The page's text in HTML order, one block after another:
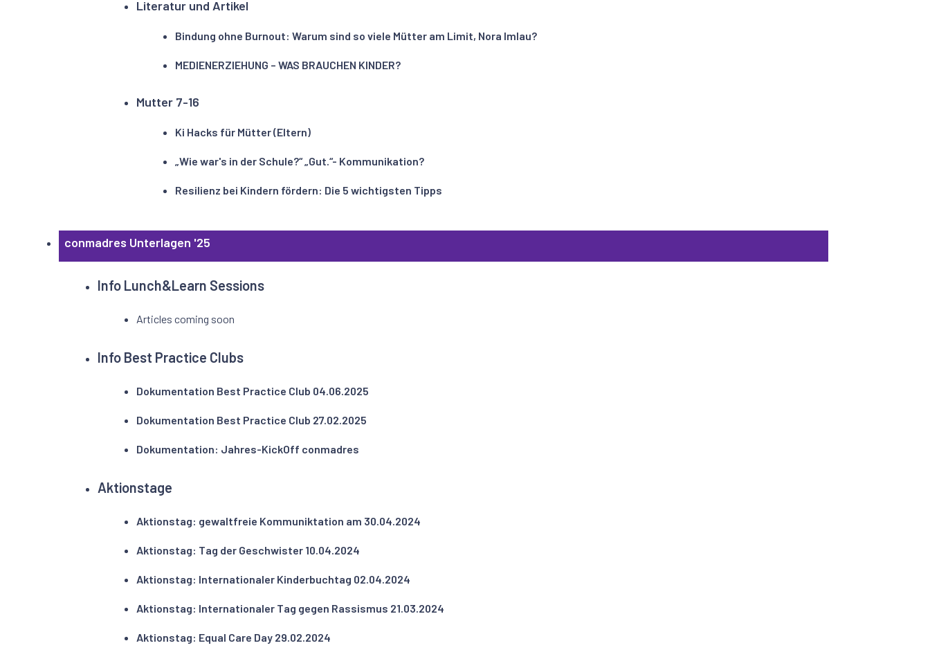
Literatur und Artikel
Bindung ohne Burnout: Warum sind so viele Mütter am Limit, Nora Imlau?
MEDIENERZIEHUNG – WAS BRAUCHEN KINDER?
Mutter 7-16
Ki Hacks für Mütter (Eltern)
„Wie war's in der Schule?“ „Gut.“- Kommunikation?
Resilienz bei Kindern fördern: Die 5 wichtigsten Tipps
conmadres Unterlagen '25
Info Lunch&Learn Sessions
Articles coming soon
Info Best Practice Clubs
Dokumentation Best Practice Club 04.06.2025
Dokumentation Best Practice Club 27.02.2025
Dokumentation: Jahres-KickOff conmadres
Aktionstage
Aktionstag: gewaltfreie Kommuniktation am 30.04.2024
Aktionstag: Tag der Geschwister 10.04.2024
Aktionstag: Internationaler Kinderbuchtag 02.04.2024
Aktionstag: Internationaler Tag gegen Rassismus 21.03.2024
Aktionstag: Equal Care Day 29.02.2024